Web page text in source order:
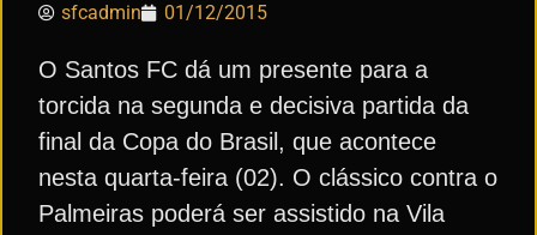
sfcadmin 01/12/2015
O Santos FC dá um presente para a
torcida na segunda e decisiva partida da
final da Copa do Brasil, que acontece
nesta quarta-feira (02). O clássico contra o
Palmeiras poderá ser assistido na Vila